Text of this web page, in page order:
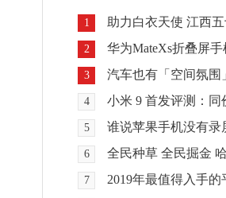
1 助力白衣天使 江西
2 华为MateXs折叠屏手
3 汽车也有「空间氛围
4 小米 9 首发评测：同
5 谁说苹果手机没有录
6 全民种草 全民掘金
7 2019年最值得入手的